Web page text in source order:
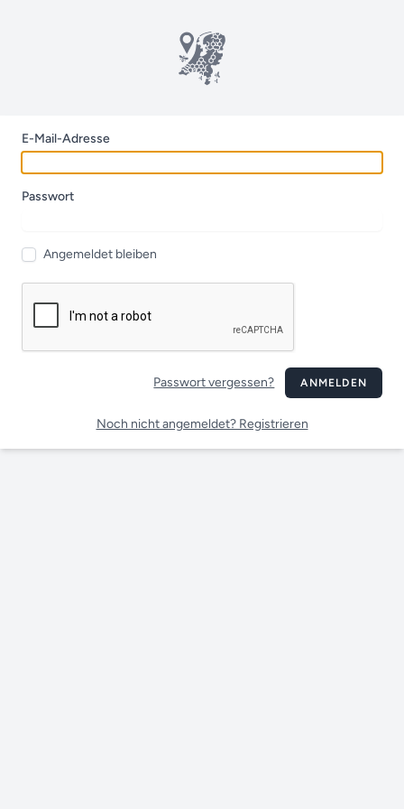
E-Mail-Adresse
Passwort
Angemeldet bleiben
Passwort vergessen? ANMELDEN
Noch nicht angemeldet? Registrieren